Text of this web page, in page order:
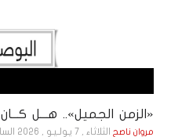
«الزمن الجميل».. هـــل كـــان
مروان ناصح الثلاثاء , 7 يـولـيـو , 2026 الساعة 7:19:03 PM